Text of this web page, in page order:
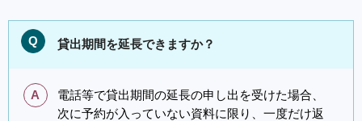
Q 貸出期間を延長できますか？
A
電話等で貸出期間の延長の申し出を受けた場合、
次に予約が入っていない資料に限り、一度だけ返